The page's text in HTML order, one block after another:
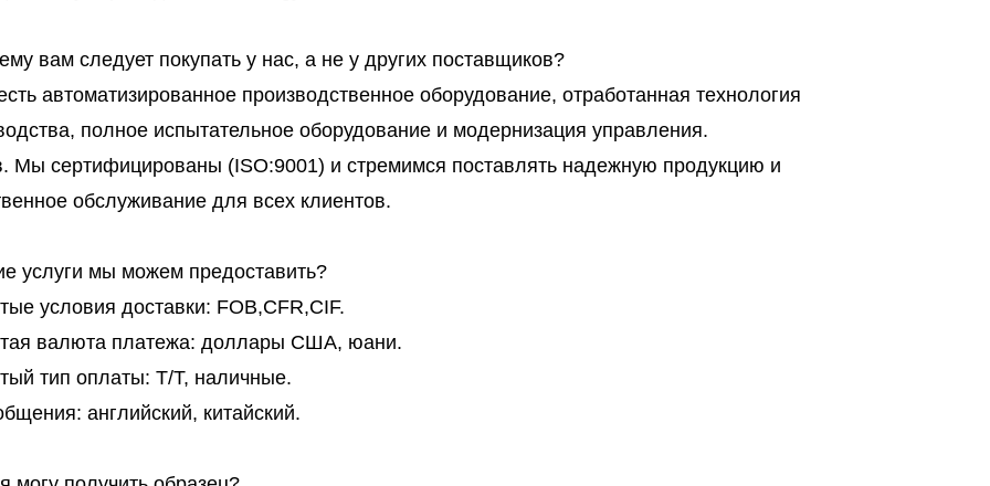
вам следует покупать у нас, а не у других поставщиков?
автоматизированное производственное оборудование, отработанная технология
полное испытательное оборудование и модернизация управления.
Мы сертифицированы (ISO:9001) и стремимся поставлять надежную продукцию и
обслуживание для всех клиентов.
услуги мы можем предоставить?
условия доставки: FOB,CFR,CIF.
валюта платежа: доллары США, юани.
тип оплаты: T/T, наличные.
английский, китайский.